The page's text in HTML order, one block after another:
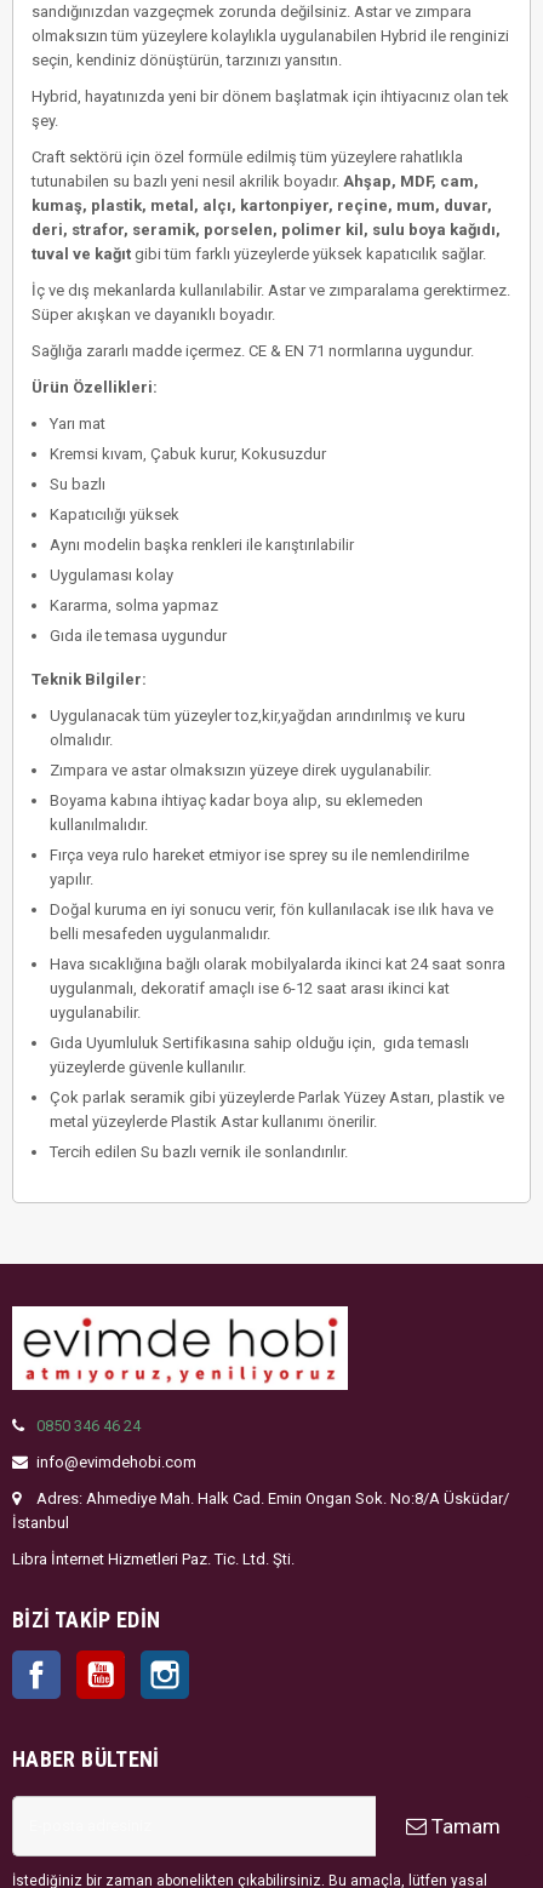
sandığınızdan vazgeçmek zorunda değilsiniz. Astar ve zımpara
olmaksızın tüm yüzeylere kolaylıkla uygulanabilen Hybrid ile renginizi
seçin, kendiniz dönüştürün, tarzınızı yansıtın.
Hybrid, hayatınızda yeni bir dönem başlatmak için ihtiyacınız olan tek
şey.
Craft sektörü için özel formüle edilmiş tüm yüzeylere rahatlıkla
tutunabilen su bazlı yeni nesil akrilik boyadır. Ahşap, MDF, cam,
kumaş, plastik, metal, alçı, kartonpiyer, reçine, mum, duvar,
deri, strafor, seramik, porselen, polimer kil, sulu boya kağıdı,
tuval ve kağıt gibi tüm farklı yüzeylerde yüksek kapatıcılık sağlar.
İç ve dış mekanlarda kullanılabilir. Astar ve zımparalama gerektirmez.
Süper akışkan ve dayanıklı boyadır.
Sağlığa zararlı madde içermez. CE & EN 71 normlarına uygundur.
Ürün Özellikleri:
Yarı mat
Kremsi kıvam, Çabuk kurur, Kokusuzdur
Su bazlı
Kapatıcılığı yüksek
Aynı modelin başka renkleri ile karıştırılabilir
Uygulaması kolay
Kararma, solma yapmaz
Gıda ile temasa uygundur
Teknik Bilgiler:
Uygulanacak tüm yüzeyler toz,kir,yağdan arındırılmış ve kuru
olmalıdır.
Zımpara ve astar olmaksızın yüzeye direk uygulanabilir.
Boyama kabına ihtiyaç kadar boya alıp, su eklemeden
kullanılmalıdır.
Fırça veya rulo hareket etmiyor ise sprey su ile nemlendirilme
yapılır.
Doğal kuruma en iyi sonucu verir, fön kullanılacak ise ılık hava ve
belli mesafeden uygulanmalıdır.
Hava sıcaklığına bağlı olarak mobilyalarda ikinci kat 24 saat sonra
uygulanmalı, dekoratif amaçlı ise 6-12 saat arası ikinci kat
uygulanabilir.
Gıda Uyumluluk Sertifikasına sahip olduğu için, gıda temaslı
yüzeylerde güvenle kullanılır.
Çok parlak seramik gibi yüzeylerde Parlak Yüzey Astarı, plastik ve
metal yüzeylerde Plastik Astar kullanımı önerilir.
Tercih edilen Su bazlı vernik ile sonlandırılır.
0850 346 46 24
info@evimdehobi.com
Adres: Ahmediye Mah. Halk Cad. Emin Ongan Sok. No:8/A Üsküdar/
İstanbul
Libra İnternet Hizmetleri Paz. Tic. Ltd. Şti.
BIZI TAKIP EDIN
Facebook YouTube
HABER BÜLTENI
Tamam
İstediğiniz bir zaman abonelikten çıkabilirsiniz. Bu amaçla, lütfen yasal